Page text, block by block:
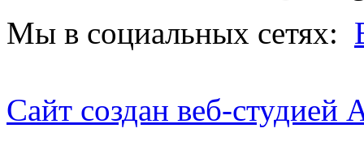
Мы в социальных сетях:
Сайт создан веб-студией